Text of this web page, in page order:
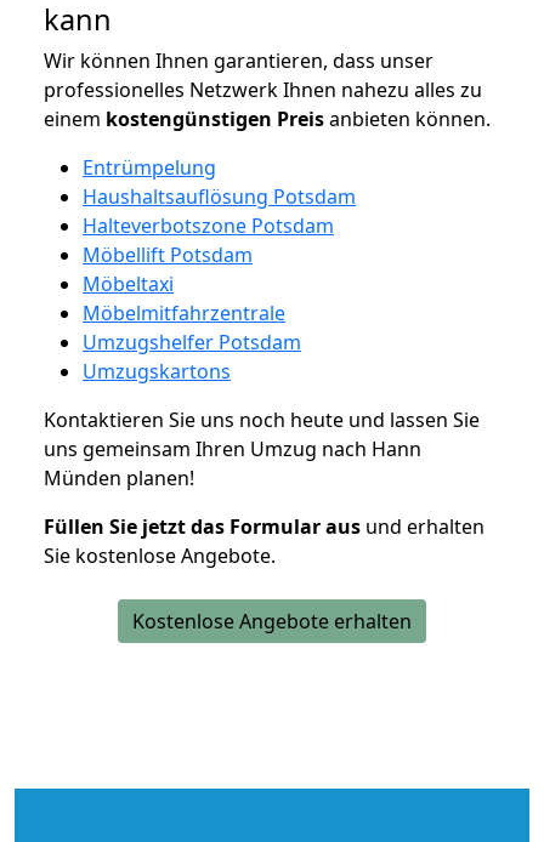
kann
Wir können Ihnen garantieren, dass unser
professionelles Netzwerk Ihnen nahezu alles zu
einem kostengünstigen Preisanbieten können.
Entrümpelung
Haushaltsauflösung Potsdam
Halteverbotszone Potsdam
Möbellift Potsdam
Möbeltaxi
Möbelmitfahrzentrale
Umzugshelfer Potsdam
Umzugskartons
Kontaktieren Sie uns noch heute und lassen Sie
uns gemeinsam Ihren Umzug nach Hann
Münden planen!
Füllen Sie jetzt das Formular aus und erhalten
Sie kostenlose Angebote.
Kostenlose Angebote erhalten